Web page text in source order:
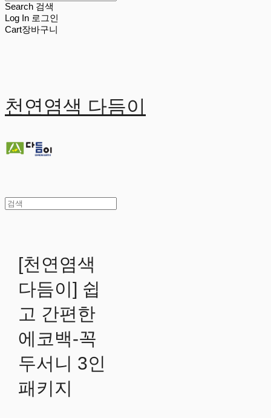
Search 검색
Log In 로그인
Cart장바구니
천연염색 다듬이
[천연염색
다듬이] 쉽
고 간편한
에코백-꼭
두서니 3인
패키지